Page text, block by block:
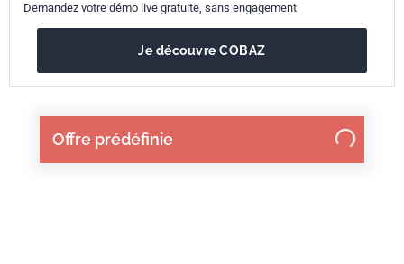
Offre prédéfinie
Demandez votre démo live gratuite, sans engagement
Je découvre COBAZ